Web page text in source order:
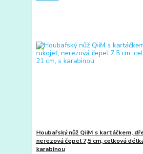
Houbařský nůž QiiM s kartáčkem,
nerezová čepel 7,5 cm, celková
karabinou